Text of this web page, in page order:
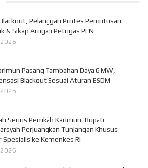
Pelanggan Protes Pemutusan
& Sikap Arogan Petugas PLN
2026
Pasang Tambahan Daya 6 MW,
Blackout Sesuai Aturan ESDM
2026
Serius Pemkab Karimun, Bupati
Perjuangkan Tunjangan Khusus
Spesialis ke Kemenkes RI
2026